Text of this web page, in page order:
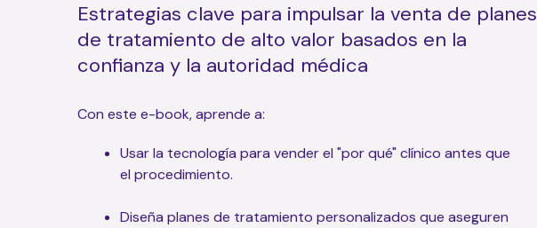
Estrategias clave para impulsar la venta de planes
de tratamiento de alto valor basados en la
confianza y la autoridad médica
Con este e-book, aprende a:
Usar la tecnología para vender el "por qué" clínico antes que
el procedimiento.
Diseña planes de tratamiento personalizados que aseguren